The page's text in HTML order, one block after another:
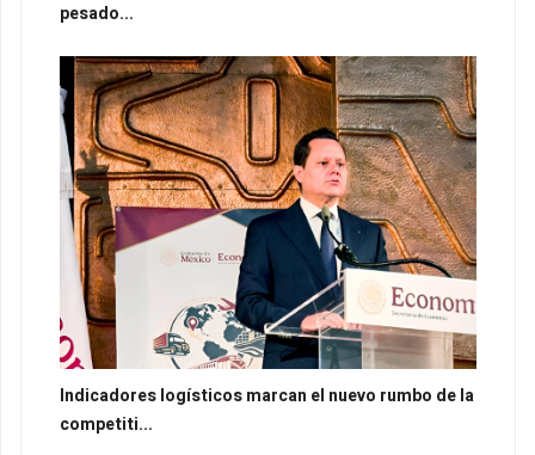
pesado...
Indicadores logísticos marcan el nuevo rumbo de la
competiti...